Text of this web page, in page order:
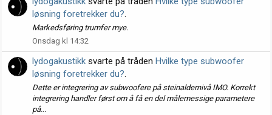
løsning foretrekker du?.
Markedsføring trumfer mye.
Onsdag kl 14:32
lydogakustikk svarte på tråden Hvilke type subwoofer
løsning foretrekker du?.
Dette er integrering av subwoofere på steinaldernivå IMO. Korrekt
integrering handler først om å få en del målemessige parametere
på...